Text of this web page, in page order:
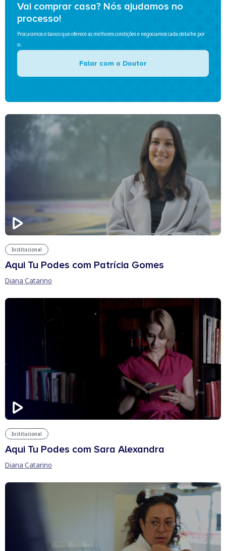
Vai comprar casa? Nós ajudamos no
processo!
Procuramos o banco que oferece as melhores condições e negociamos cada detalhe por
si.
Falar com o Doutor
Institucional
Aqui Tu Podes com Patrícia Gomes
Diana Catarino
Institucional
Aqui Tu Podes com Sara Alexandra
Diana Catarino